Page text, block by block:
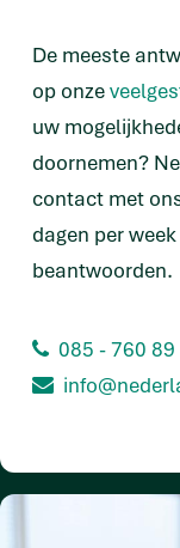
De meeste
op onze
uw
doornemen?
contact met
dagen per
beantwoorden.
085 - 760 89